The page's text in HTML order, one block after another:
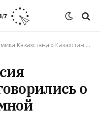
Казахстана » Казахстан и Россия официально договорились о возведении атомной станции
о